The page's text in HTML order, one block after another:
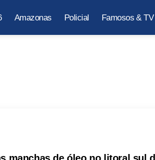
Amazonas Policial Famosos & TV